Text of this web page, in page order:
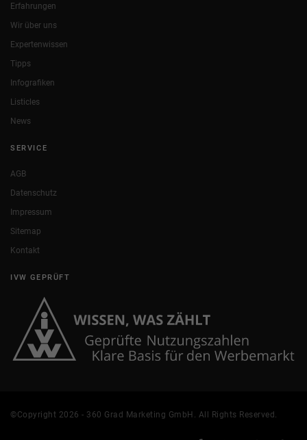
Erfahrungen
Wir über uns
Expertenwissen
Tipps
Infografiken
Listicles
News
SERVICE
AGB
Datenschutz
Impressum
Sitemap
Kontakt
IVW GEPRÜFT
©Copyright 2026 - 360 Grad Marketing GmbH. All Rights Reserved.